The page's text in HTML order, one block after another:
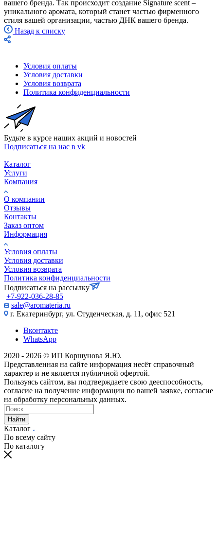
вашего бренда. Так происходит создание Signature scent –
уникального аромата, который станет частью фирменного
стиля вашей организации, частью ДНК вашего бренда.
Назад к списку
Условия оплаты
Условия доставки
Условия возврата
Политика конфиденциальности
Будьте в курсе наших акций и новостей
Подписаться на нас в vk
Каталог
Услуги
Компания
О компании
Отзывы
Контакты
Заказ оптом
Информация
Условия оплаты
Условия доставки
Условия возврата
Политика конфиденциальности
Подписаться на рассылку
+7-922-036-28-85
sale@aromateria.ru
г. Екатеринбург, ул. Студенческая, д. 11, офис 521
Вконтакте
WhatsApp
2020 - 2026 © ИП Коршунова Я.Ю.
Представленная на сайте информация несёт справочный
характер и не является публичной офертой.
Пользуясь сайтом, вы подтверждаете свою дееспособность,
согласие на получение информации по вашей заявке, согласие
на обработку персональных данных.
Найти
Каталог
По всему сайту
По каталогу